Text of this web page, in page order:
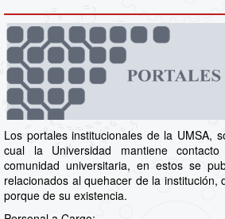
Los portales institucionales de la UMSA,
cual la Universidad mantiene
comunidad universitaria, en estos se
relacionados al quehacer de la institución,
porque de su existencia.